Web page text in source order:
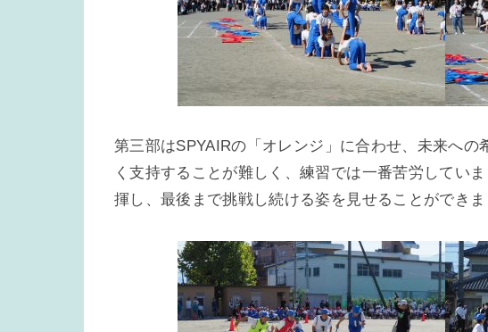
第三部はSPYAIRの「オレンジ」に合わせ、未来へ
く支持することが難しく、練習では一番苦労してい
揮し、最後まで挑戦し続ける姿を見せることができま